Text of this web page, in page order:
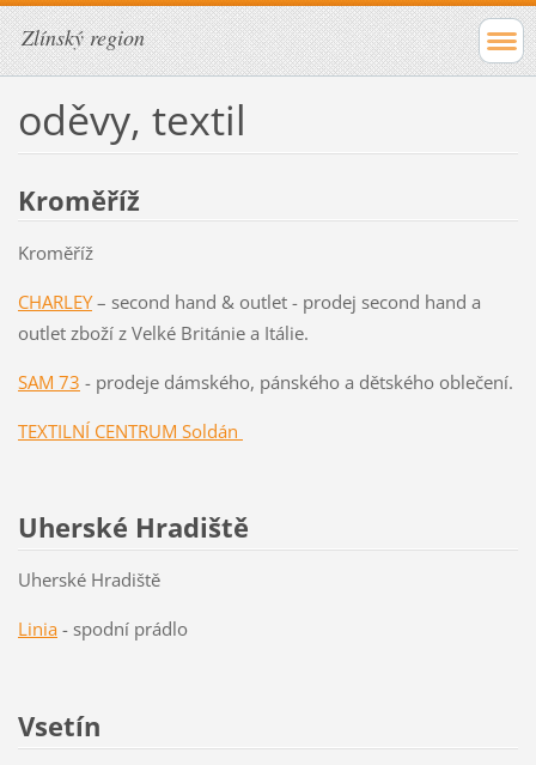
Zlínský region
oděvy, textil
Kroměříž
Kroměříž
CHARLEY– second hand & outlet - prodej second hand a
outlet zboží z Velké Británie a Itálie.
SAM 73 - prodeje dámského, pánského a dětského oblečení.
TEXTILNÍ CENTRUM Soldán
Uherské Hradiště
Uherské Hradiště
Linia- spodní prádlo
Vsetín